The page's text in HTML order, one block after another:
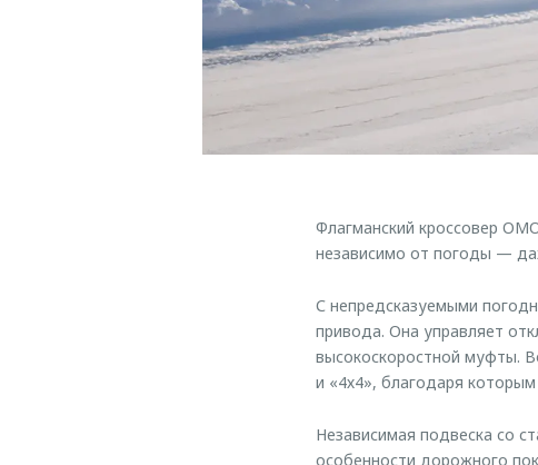
Флагманский кроссовер
независимо от погоды —
С непредсказуемыми
привода. Она управляет
высокоскоростной муфты.
и «4х4», благодаря
Независимая подвеска со
особенности дорожного